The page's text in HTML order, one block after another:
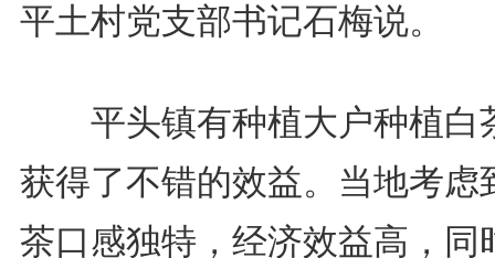
平土村党支部书记石梅说。
平头镇有种植大户种植白
获得了不错的效益。当地考虑
茶口感独特，经济效益高，同